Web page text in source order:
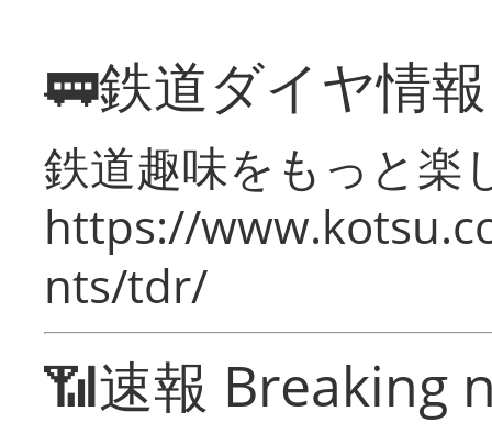
🚃鉄道ダイヤ情
鉄道趣味をもっと楽
https://
nts/tdr/
📶速報 Breaking